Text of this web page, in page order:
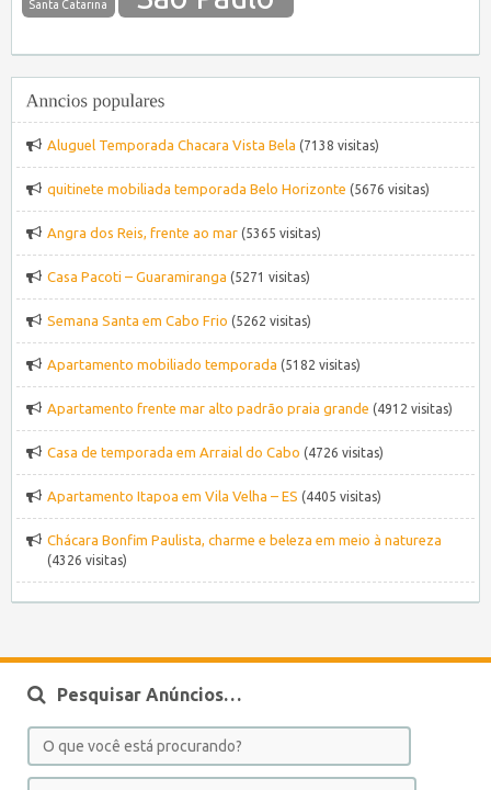
Santa Catarina
Aluguel Temporada Chacara Vista Bela (7138 visitas)
quitinete mobiliada temporada Belo Horizonte (5676 visitas)
Angra dos Reis, frente ao mar (5365 visitas)
Casa Pacoti – Guaramiranga (5271 visitas)
Semana Santa em Cabo Frio (5262 visitas)
Apartamento mobiliado temporada (5182 visitas)
Apartamento frente mar alto padrão praia grande (4912 visitas)
Casa de temporada em Arraial do Cabo (4726 visitas)
Apartamento Itapoa em Vila Velha – ES (4405 visitas)
Chácara Bonfim Paulista, charme e beleza em meio à natureza
(4326 visitas)
Pesquisar Anúncios…